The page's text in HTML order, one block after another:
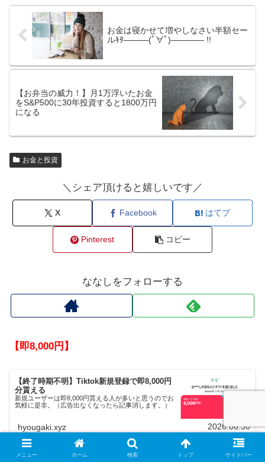
お金は寝かせて増やしなさい半額セー
ルｷﾀ―――(ﾟ∀ﾟ)―――― !!
【お弁当の威力！】月1万浮いたお金
をS&P500に30年投資すると1800万円
になる
お金と投資
＼シェア頂けると嬉しいです／
X Facebook はてブ
Pinterest コピー
ななしをフォローする
【即8,000円】
【終了時期不明】Tiktok新規登録で即8,000円
分貰える
新規ユーザーは即8,000円貰える人が多いと思うのでお
気軽に是非。（広告出なくなったら記事消します。）
hyougaki.xyz 2026.06.30
メニュー ホーム 検索 トップ サイドバー